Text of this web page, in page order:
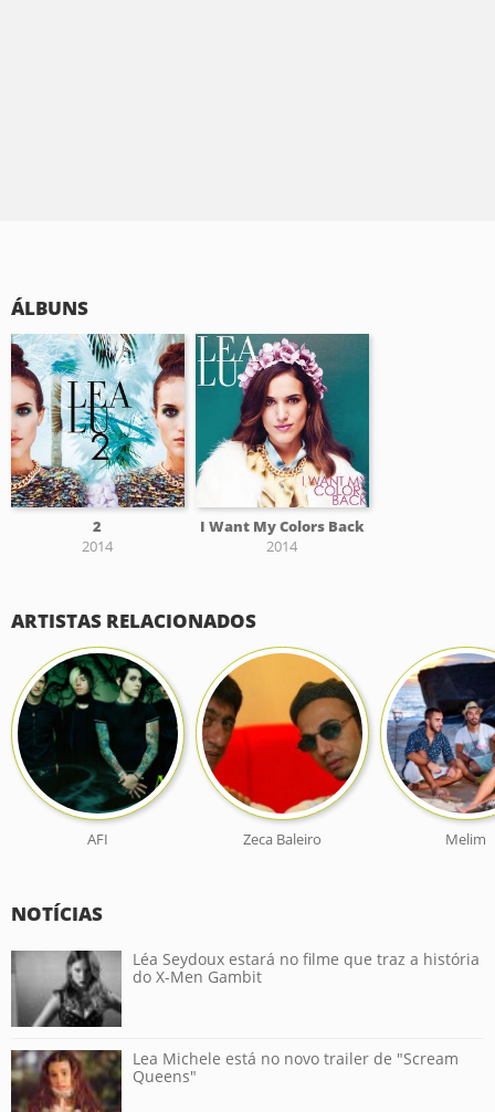
ÁLBUNS
2
2014
I Want My Colors Back
2014
ARTISTAS RELACIONADOS
AFI Zeca Baleiro Melim
NOTÍCIAS
Léa Seydoux estará no filme que traz a história
do X-Men Gambit
Lea Michele está no novo trailer de "Scream
Queens"